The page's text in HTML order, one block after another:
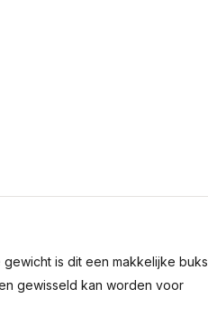
is dit een makkelijke buks
gewisseld kan worden voor